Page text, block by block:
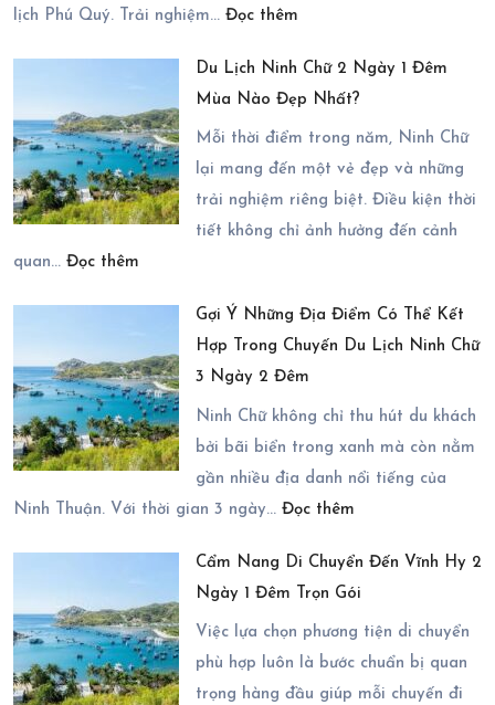
Lịch
2
Ngày
1
Đêm
lịch Phú Quý. Trải nghiệm… Đọc thêm
Nghiệm
Nghỉ
Dưỡng
Tại
Chiu
Chiu
Có
Thực
Sự
Đáng
Lựa
Chọn?
Du Lịch Ninh Chữ 2 Ngày 1 Đêm
Mùa Nào Đẹp Nhất?
Mỗi thời điểm trong năm, Ninh Chữ
lại mang đến một vẻ đẹp và những
trải nghiệm riêng biệt. Điều kiện thời
tiết không chỉ ảnh hưởng đến cảnh
quan… Đọc thêm
Ninh
Chữ
2
Ngày
Đêm
Đẹp
Nhất?
Gợi Ý Những Địa Điểm Có Thể Kết
Hợp Trong Chuyến Du Lịch Ninh Chữ
3 Ngày 2 Đêm
Ninh Chữ không chỉ thu hút du khách
bởi bãi biển trong xanh mà còn nằm
gần nhiều địa danh nổi tiếng của
Ninh Thuận. Với thời gian 3 ngày… Đọc thêm
Ý
Những
Địa
Điểm
Có
Cẩm Nang Di Chuyển Đến Vĩnh Hy 2
Ngày 1 Đêm Trọn Gói
Việc lựa chọn phương tiện di chuyển
phù hợp luôn là bước chuẩn bị quan
trọng hàng đầu giúp mỗi chuyến đi